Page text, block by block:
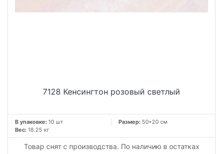
7128 Кенсингтон розовый светлый
В упаковке: 10 шт Размер: 50*20 см
Вес: 18.25 кг
Товар снят с производства. По наличию в остатках